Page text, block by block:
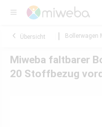
Übersicht Bollerwagen
Miweba faltbarer
20 Stoffbezug